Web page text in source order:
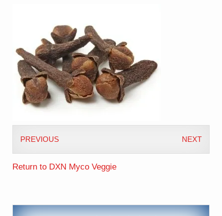
PREVIOUS NEXT
Return to DXN Myco Veggie